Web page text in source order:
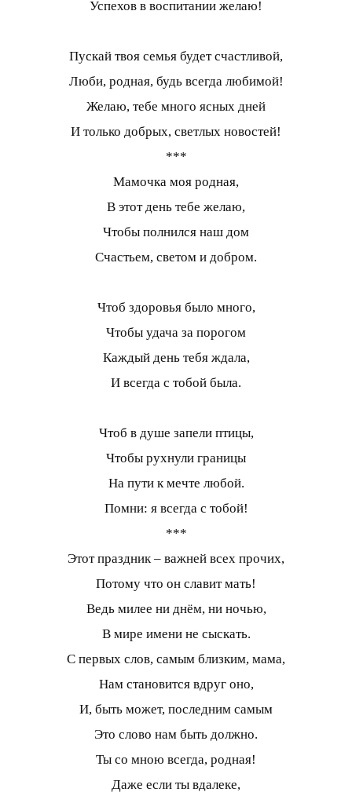
Успехов в воспитании желаю!
Пускай твоя семья будет счастливой,
Люби, родная, будь всегда любимой!
Желаю, тебе много ясных дней
И только добрых, светлых новостей!
***
Мамочка моя родная,
В этот день тебе желаю,
Чтобы полнился наш дом
Счастьем, светом и добром.
Чтоб здоровья было много,
Чтобы удача за порогом
Каждый день тебя ждала,
И всегда с тобой была.
Чтоб в душе запели птицы,
Чтобы рухнули границы
На пути к мечте любой.
Помни: я всегда с тобой!
***
Этот праздник – важней всех прочих,
Потому что он славит мать!
Ведь милее ни днём, ни ночью,
В мире имени не сыскать.
С первых слов, самым близким, мама,
Нам становится вдруг оно,
И, быть может, последним самым
Это слово нам быть должно.
Ты со мною всегда, родная!
Даже если ты вдалеке,